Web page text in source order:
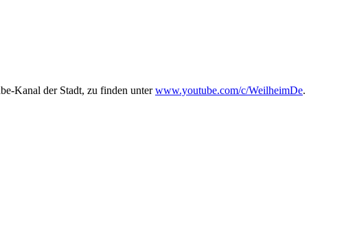
Kanal der Stadt, zu finden unterwww.youtube.com/c/WeilheimDe.